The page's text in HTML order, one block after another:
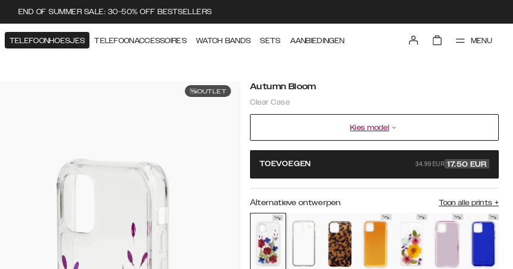
END OF SUMMER SALE: 30-50% OFF BESTSELLERS
TELEFOONHOESJES TELEFOONACCESSOIRES WATCH BANDS SETS AANBIEDINGEN MENU
OUTLET Autumn Bloom
Clear Case
Kies model
TOEVOEGEN 34.99 EUR 17.50 EUR
Alternatieve ontwerpen Toon alle prints +